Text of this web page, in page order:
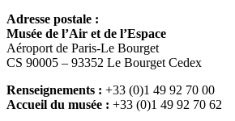
Adresse postale :
Musée de l’Air et de l’Espace
Aéroport de Paris-Le Bourget
CS 90005 – 93352 Le Bourget Cedex
Renseignements : +33 (0)1 49 92 70 00
Accueil du musée : +33 (0)1 49 92 70 62